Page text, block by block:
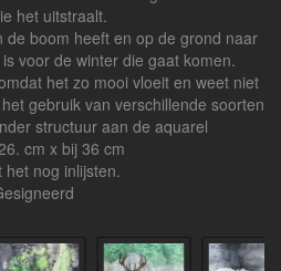
het uitstraalt.
de boom heeft en op de grond naar
voor de winter die gaat komen.
het zo mooi vloeit en weet niet
gebruik van verschillende soorten
structuur aan de aquarel
cm x bij 36 cm
het nog inlijsten.